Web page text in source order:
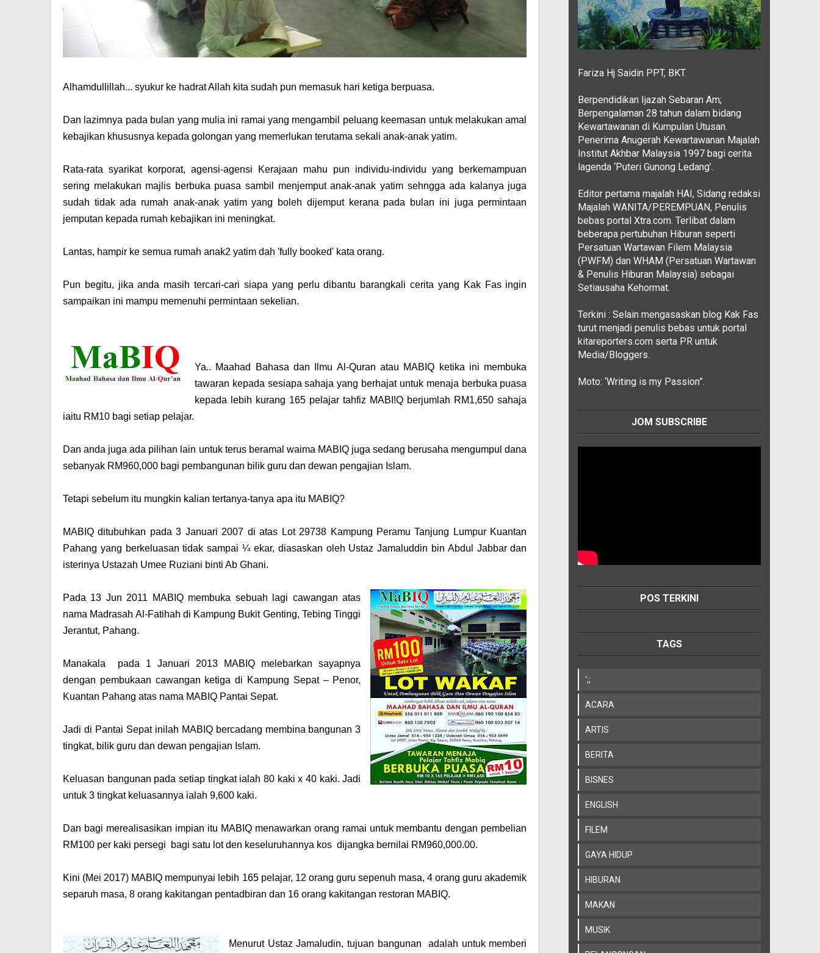
Alhamdullillah... syukur ke hadrat Allah kita sudah pun memasuk hari ketiga berpuasa.
Dan lazimnya pada bulan yang mulia ini ramai yang mengambil peluang keemasan untuk melakukan amal
kebajikan khususnya kepada golongan yang memerlukan terutama sekali anak-anak yatim.
Rata-rata syarikat korporat, agensi-agensi Kerajaan mahu pun individu-individu yang berkemampuan
sering melakukan majlis berbuka puasa sambil menjemput anak-anak yatim sehngga ada kalanya juga
sudah tidak ada rumah anak-anak yatim yang boleh dijemput kerana pada bulan ini juga permintaan
jemputan kepada rumah kebajikan ini meningkat.
Lantas, hampir ke semua rumah anak2 yatim dah 'fully booked' kata orang.
Pun begitu, jika anda masih tercari-cari siapa yang perlu dibantu barangkali cerita yang Kak Fas ingin
sampaikan ini mampu memenuhi permintaan sekelian.
Ya.. Maahad Bahasa dan Ilmu Al-Quran atau MABIQ ketika ini membuka
tawaran kepada sesiapa sahaja yang berhajat untuk menaja berbuka puasa
kepada lebih kurang 165 pelajar tahfiz MABI!Q berjumlah RM1,650 sahaja
iaitu RM10 bagi setiap pelajar.
Dan anda juga ada pilihan lain untuk terus beramal waima MABIQ juga sedang berusaha mengumpul dana
sebanyak RM960,000 bagi pembangunan bilik guru dan dewan pengajian Islam.
Tetapi sebelum itu mungkin kalian tertanya-tanya apa itu MABIQ?
MABIQ ditubuhkan pada 3 Januari 2007 di atas Lot 29738 Kampung Peramu Tanjung Lumpur Kuantan
Pahang yang berkeluasan tidak sampai ¼ ekar, diasaskan oleh Ustaz Jamaluddin bin Abdul Jabbar dan
isterinya Ustazah Umee Ruziani binti Ab Ghani.
Pada 13 Jun 2011 MABIQ membuka sebuah lagi cawangan atas
nama Madrasah Al-Fatihah di Kampung Bukit Genting, Tebing Tinggi
Jerantut, Pahang.
Manakala pada 1 Januari 2013 MABIQ melebarkan sayapnya
dengan pembukaan cawangan ketiga di Kampung Sepat – Penor,
Kuantan Pahang atas nama MABIQ Pantai Sepat.
Jadi di Pantai Sepat inilah MABIQ bercadang membina bangunan 3
tingkat, bilik guru dan dewan pengajian Islam.
Keluasan bangunan pada setiap tingkat ialah 80 kaki x 40 kaki. Jadi
untuk 3 tingkat keluasannya ialah 9,600 kaki.
Dan bagi merealisasikan impian itu MABIQ menawarkan orang ramai untuk membantu dengan pembelian
RM100 per kaki persegi bagi satu lot den keseluruhannya kos dijangka bernilai RM960,000.00.
Kini (Mei 2017) MABIQ mempunyai lebih 165 pelajar, 12 orang guru sepenuh masa, 4 orang guru akademik
separuh masa, 8 orang kakitangan pentadbiran dan 16 orang kakitangan restoran MABIQ.
Menurut Ustaz Jamaludin, tujuan bangunan adalah untuk memberi
Fariza Hj Saidin PPT, BKT.
Berpendidikan Ijazah Sebaran Am;
Berpengalaman 28 tahun dalam bidang
Kewartawanan di Kumpulan Utusan.
Penerima Anugerah Kewartawanan Majalah
Institut Akhbar Malaysia 1997 bagi cerita
lagenda ‘Puteri Gunong Ledang’.
Editor pertama majalah HAI, Sidang redaksi
Majalah WANITA/PEREMPUAN, Penulis
bebas portal Xtra.com. Terlibat dalam
beberapa pertubuhan Hiburan seperti
Persatuan Wartawan Filem Malaysia
(PWFM) dan WHAM (Persatuan Wartawan
& Penulis Hiburan Malaysia) sebagai
Setiausaha Kehormat.
Terkini : Selain mengasaskan blog Kak Fas
turut menjadi penulis bebas untuk portal
kitareporters.com serta PR untuk
Media/Bloggers.
Moto: ‘Writing is my Passion”.
JOM SUBSCRIBE
POS TERKINI
TAGS
';;
ACARA
ARTIS
BERITA
BISNES
ENGLISH
FILEM
GAYA HIDUP
HIBURAN
MAKAN
MUSIK